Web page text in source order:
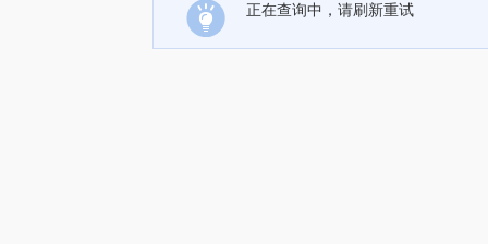
正在查询中，请刷新重试